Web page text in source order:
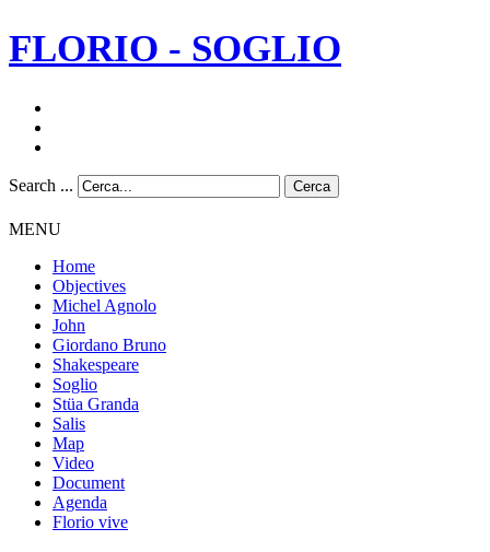
FLORIO - SOGLIO
Search ... Cerca
MENU
Home
Objectives
Michel Agnolo
John
Giordano Bruno
Shakespeare
Soglio
Stüa Granda
Salis
Map
Video
Document
Agenda
Florio vive